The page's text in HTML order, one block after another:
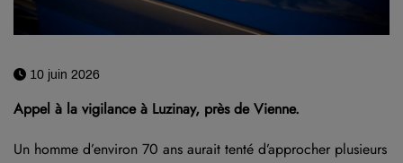
10 juin 2026
Appel à la vigilance à Luzinay, près de Vienne.
Un homme d’environ 70 ans aurait tenté d’approcher plusieurs